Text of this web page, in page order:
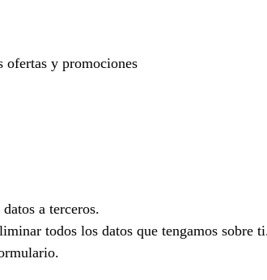
ofertas y promociones
a terceros.
todos los datos que tengamos sobre